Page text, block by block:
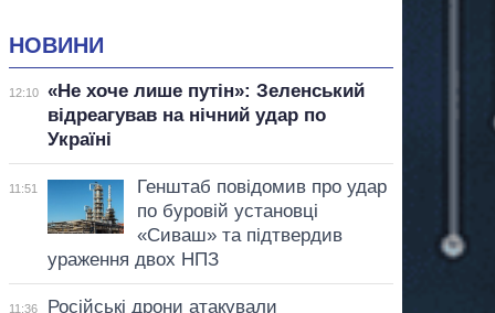
НОВИНИ
12:10
«Не хоче лише путін»: Зеленський
відреагував на нічний удар по
Україні
11:51
Генштаб повідомив про удар
по буровій установці
«Сиваш» та підтвердив
ураження двох НПЗ
11:36
Російські дрони атакували